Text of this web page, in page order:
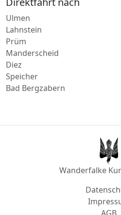
Prüm
Manderscheid
Diez
Speicher
Bad Bergzabern
Wanderfalke
Innstraße 4, 56567